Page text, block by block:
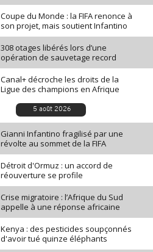
Coupe du Monde : la FIFA renonce à
son projet, mais soutient Infantino
308 otages libérés lors d’une
opération de sauvetage record
Canal+ décroche les droits de la
Ligue des champions en Afrique
5 août 2026
Gianni Infantino fragilisé par une
révolte au sommet de la FIFA
Détroit d'Ormuz : un accord de
réouverture se profile
Crise migratoire : l’Afrique du Sud
appelle à une réponse africaine
Kenya : des pesticides soupçonnés
d'avoir tué quinze éléphants